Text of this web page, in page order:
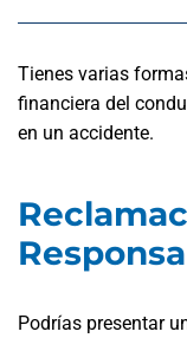
Tienes varias
financiera del
en un accidente.
Podrías presentar